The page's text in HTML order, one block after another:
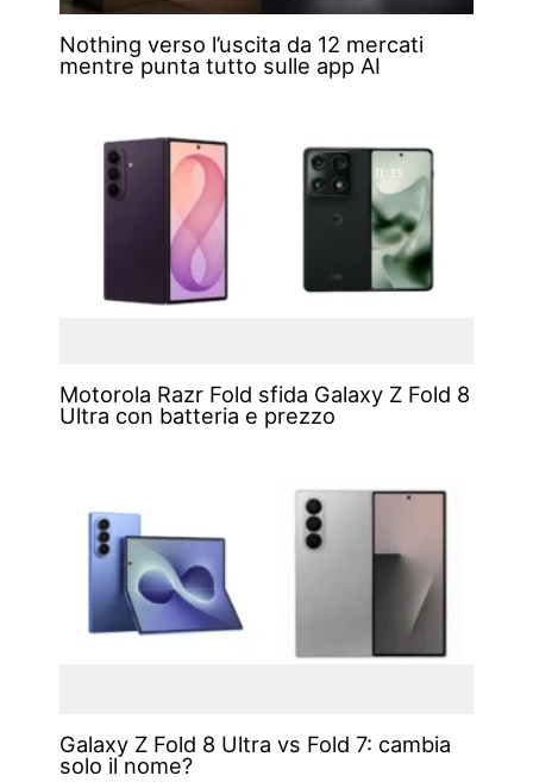
Nothing verso l’uscita da 12 mercati
mentre punta tutto sulle app AI
Motorola Razr Fold sfida Galaxy Z Fold 8
Ultra con batteria e prezzo
Galaxy Z Fold 8 Ultra vs Fold 7: cambia
solo il nome?